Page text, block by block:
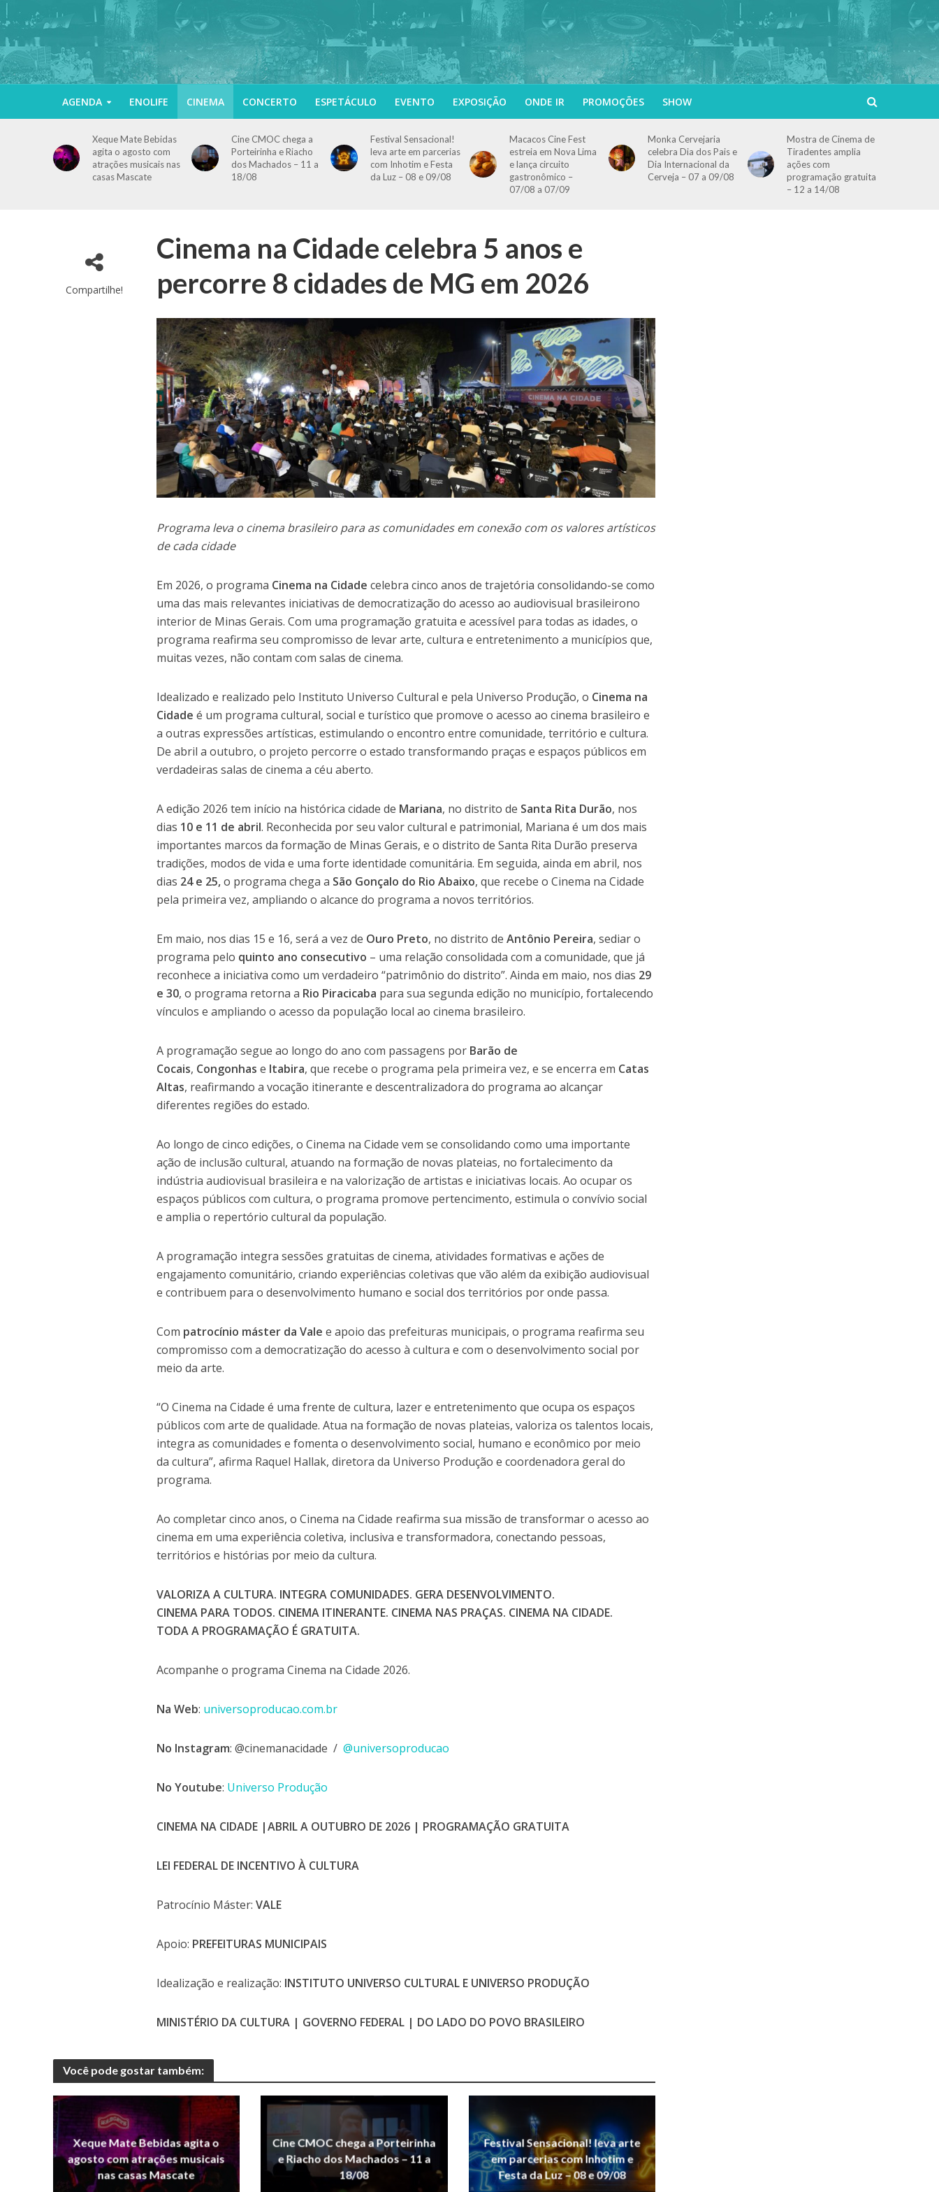
AGENDA ENOLIFE CINEMA CONCERTO ESPETÁCULO EVENTO EXPOSIÇÃO ONDE IR PROMOÇÕES SHOW
Xeque Mate Bebidas
agita o agosto com
atrações musicais nas
casas Mascate
Cine CMOC chega a
Porteirinha e Riacho
dos Machados – 11 a
18/08
Festival Sensacional!
leva arte em parcerias
com Inhotim e Festa
da Luz – 08 e 09/08
Macacos Cine Fest
estreia em Nova Lima
e lança circuito
gastronômico –
07/08 a 07/09
Monka Cervejaria
celebra Dia dos Pais e
Dia Internacional da
Cerveja – 07 a 09/08
Mostra de Cinema de
Tiradentes amplia
ações com
programação gratuita
– 12 a 14/08
Compartilhe!
Cinema na Cidade celebra 5 anos e
percorre 8 cidades de MG em 2026
Programa leva o cinema brasileiro para as comunidades em conexão com os valores artísticos
de cada cidade
Em 2026, o programa Cinema na Cidade celebra cinco anos de trajetória consolidando-se como
uma das mais relevantes iniciativas de democratização do acesso ao audiovisual brasileirono
interior de Minas Gerais. Com uma programação gratuita e acessível para todas as idades, o
programa reafirma seu compromisso de levar arte, cultura e entretenimento a municípios que,
muitas vezes, não contam com salas de cinema.
Idealizado e realizado pelo Instituto Universo Cultural e pela Universo Produção, o Cinema na
Cidade é um programa cultural, social e turístico que promove o acesso ao cinema brasileiro e
a outras expressões artísticas, estimulando o encontro entre comunidade, território e cultura.
De abril a outubro, o projeto percorre o estado transformando praças e espaços públicos em
verdadeiras salas de cinema a céu aberto.
A edição 2026 tem início na histórica cidade de Mariana, no distrito de Santa Rita Durão, nos
dias 10 e 11 de abril. Reconhecida por seu valor cultural e patrimonial, Mariana é um dos mais
importantes marcos da formação de Minas Gerais, e o distrito de Santa Rita Durão preserva
tradições, modos de vida e uma forte identidade comunitária. Em seguida, ainda em abril, nos
dias 24 e 25,o programa chega a São Gonçalo do Rio Abaixo, que recebe o Cinema na Cidade
pela primeira vez, ampliando o alcance do programa a novos territórios.
Em maio, nos dias 15 e 16, será a vez de Ouro Preto, no distrito deAntônio Pereira, sediar o
programa pelo quinto ano consecutivo – uma relação consolidada com a comunidade, que já
reconhece a iniciativa como um verdadeiro “patrimônio do distrito”. Ainda em maio, nos dias 29
e 30, o programa retorna a Rio Piracicaba para sua segunda edição no município, fortalecendo
vínculos e ampliando o acesso da população local ao cinema brasileiro.
A programação segue ao longo do ano com passagens por Barão de
Cocais, Congonhas e Itabira, que recebe o programa pela primeira vez, e se encerra em Catas
Altas, reafirmando a vocação itinerante e descentralizadora do programa ao alcançar
diferentes regiões do estado.
Ao longo de cinco edições, o Cinema na Cidade vem se consolidando como uma importante
ação de inclusão cultural, atuando na formação de novas plateias, no fortalecimento da
indústria audiovisual brasileira e na valorização de artistas e iniciativas locais. Ao ocupar os
espaços públicos com cultura, o programa promove pertencimento, estimula o convívio social
e amplia o repertório cultural da população.
A programação integra sessões gratuitas de cinema, atividades formativas e ações de
engajamento comunitário, criando experiências coletivas que vão além da exibição audiovisual
e contribuem para o desenvolvimento humano e social dos territórios por onde passa.
Com patrocínio máster da Vale e apoio das prefeituras municipais, o programa reafirma seu
compromisso com a democratização do acesso à cultura e com o desenvolvimento social por
meio da arte.
“O Cinema na Cidade é uma frente de cultura, lazer e entretenimento que ocupa os espaços
públicos com arte de qualidade. Atua na formação de novas plateias, valoriza os talentos locais,
integra as comunidades e fomenta o desenvolvimento social, humano e econômico por meio
da cultura”, afirma Raquel Hallak, diretora da Universo Produção e coordenadora geral do
programa.
Ao completar cinco anos, o Cinema na Cidade reafirma sua missão de transformar o acesso ao
cinema em uma experiência coletiva, inclusiva e transformadora, conectando pessoas,
territórios e histórias por meio da cultura.
VALORIZA A CULTURA. INTEGRA COMUNIDADES. GERA DESENVOLVIMENTO.
CINEMA PARA TODOS. CINEMA ITINERANTE. CINEMA NAS PRAÇAS. CINEMA NA CIDADE.
TODA A PROGRAMAÇÃO É GRATUITA.
Acompanhe o programa Cinema na Cidade 2026.
Na Web: universoproducao.com.br
No Instagram: @cinemanacidade /@universoproducao
No Youtube: Universo Produção
CINEMA NA CIDADE |ABRIL A OUTUBRO DE 2026 | PROGRAMAÇÃO GRATUITA
LEI FEDERAL DE INCENTIVO À CULTURA
Patrocínio Máster:VALE
Apoio: PREFEITURAS MUNICIPAIS
Idealização e realização: INSTITUTO UNIVERSO CULTURAL E UNIVERSO PRODUÇÃO
MINISTÉRIO DA CULTURA | GOVERNO FEDERAL | DO LADO DO POVO BRASILEIRO
Você pode gostar também:
Xeque Mate Bebidas agita o
agosto com atrações musicais
nas casas Mascate
Cine CMOC chega a Porteirinha
e Riacho dos Machados – 11 a
18/08
Festival Sensacional! leva arte
em parcerias com Inhotim e
Festa da Luz – 08 e 09/08